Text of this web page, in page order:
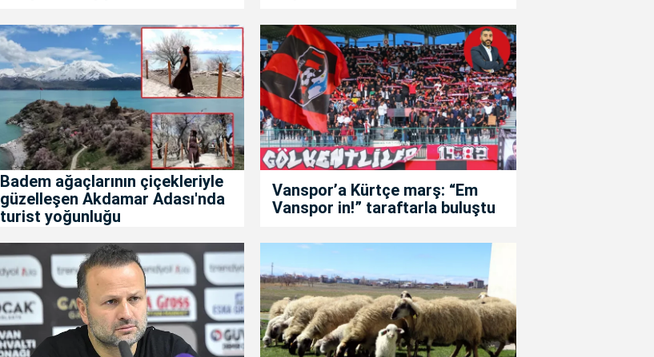
Badem ağaçlarının çiçekleriyle
güzelleşen Akdamar Adası'nda
turist yoğunluğu
Vanspor’a Kürtçe marş: “Em
Vanspor in!” taraftarla buluştu